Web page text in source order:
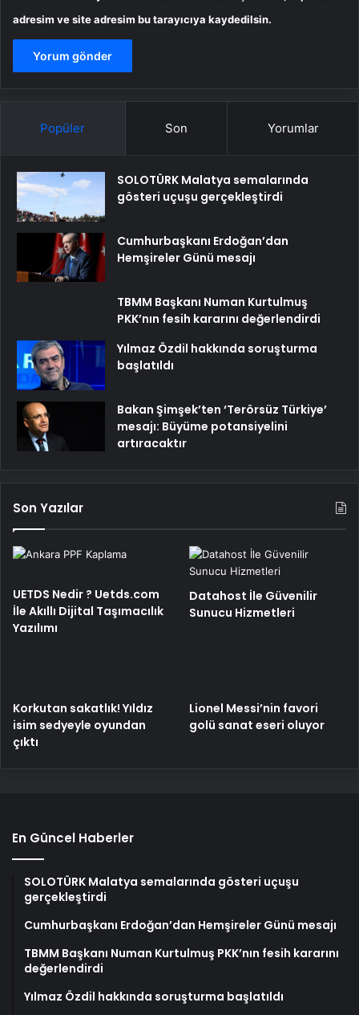
adresim ve site adresim bu tarayıcıya kaydedilsin.
Popüler Son Yorumlar
SOLOTÜRK Malatya semalarında
gösteri uçuşu gerçekleştirdi
Cumhurbaşkanı Erdoğan’dan
Hemşireler Günü mesajı
TBMM Başkanı Numan Kurtulmuş
PKK’nın fesih kararını değerlendirdi
Yılmaz Özdil hakkında soruşturma
başlatıldı
Bakan Şimşek’ten ‘Terörsüz Türkiye’
mesajı: Büyüme potansiyelini
artıracaktır
Son Yazılar
UETDS Nedir ? Uetds.com
İle Akıllı Dijital Taşımacılık
Yazılımı
Datahost İle Güvenilir
Sunucu Hizmetleri
Korkutan sakatlık! Yıldız
isim sedyeyle oyundan
çıktı
Lionel Messi’nin favori
golü sanat eseri oluyor
En Güncel Haberler
SOLOTÜRK Malatya semalarında gösteri uçuşu
gerçekleştirdi
Cumhurbaşkanı Erdoğan’dan Hemşireler Günü mesajı
TBMM Başkanı Numan Kurtulmuş PKK’nın fesih kararını
değerlendirdi
Yılmaz Özdil hakkında soruşturma başlatıldı